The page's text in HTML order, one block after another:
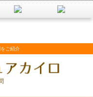
ご紹介